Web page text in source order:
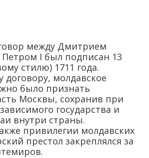
между Дмитрием
I был подписан 13
стилю) 1711 года.
договору, молдавское
было признать
Москвы, сохранив при
государства и
внутри страны.
привилегии молдавских
престол закреплялся за